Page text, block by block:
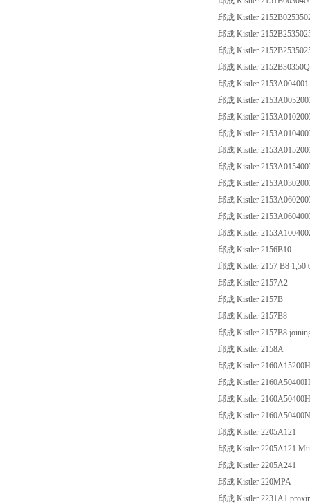
邱成 Kistler
邱成 Kistler
邱成 Kistler
邱成 Kistler
邱成 Kistler 2153A004001
邱成 Kistler
邱成 Kistler
邱成 Kistler
邱成 Kistler
邱成 Kistler
邱成 Kistler
邱成 Kistler
邱成 Kistler
邱成 Kistler
邱成 Kistler 2156B10
邱成 Kistler 2157 B8 1,50
邱成 Kistler 2157A2
邱成 Kistler 2157B
邱成 Kistler 2157B8
邱成 Kistler 2157B8
邱成 Kistler 2158A
邱成 Kistler 2160A15200H
邱成 Kistler 2160A50400H
邱成 Kistler 2160A50400H
邱成 Kistler 2160A50400N
邱成 Kistler 2205A121
邱成 Kistler 2205A121
邱成 Kistler 2205A241
邱成 Kistler 220MPA
邱成 Kistler 2231A1